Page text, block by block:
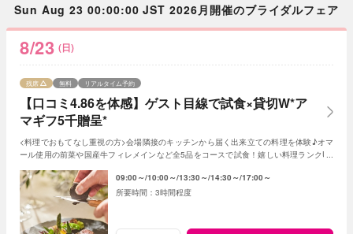
Sun Aug 23 00:00:00 JST 2026月開催のブライダルフェア
8/23 (日)
【口コミ4.86を体感】ゲスト目線で試食×貸切W*ア
マギフ5千贈呈*
残席 無料 リアルタイム予約
<料理でおもてなし重視の方>会場隣接のキッチンから届く出来立ての料理を体験♪オマ
ール使用の前菜や国産牛フィレメインなど全5品をコースで試食！嬉しい料理ランクUP
09:00～ 10:00～ 13:30～ 14:30～ 17:00～
3時間程度